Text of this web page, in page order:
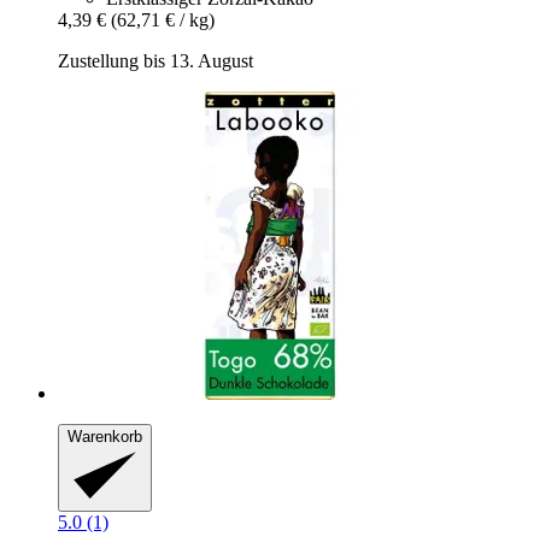
4,39 € (62,71 € / kg)
Zustellung bis 13. August
Warenkorb
5.0 (1)